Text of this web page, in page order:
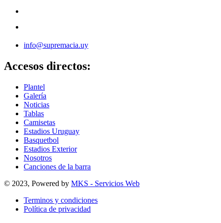
info@supremacia.uy
Accesos directos:
Plantel
Galería
Noticias
Tablas
Camisetas
Estadios Uruguay
Basquetbol
Estadios Exterior
Nosotros
Canciones de la barra
© 2023, Powered by MKS - Servicios Web
Terminos y condiciones
Política de privacidad